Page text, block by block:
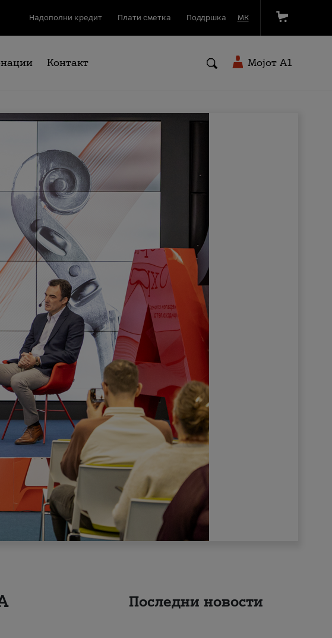
Надополни кредит Плати сметка Поддршка МК
Контакт Мојот A1
Последни новости